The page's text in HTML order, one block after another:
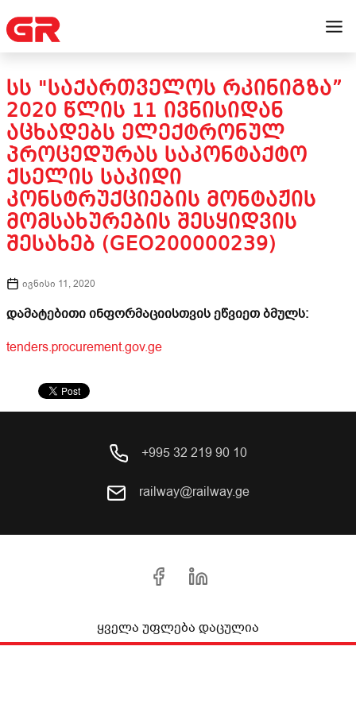
ᲡᲡ "ᲡᲐᲥᲐᲠᲗᲕᲔᲚᲝᲡ ᲠᲙᲘᲜᲘᲒᲖᲐ”
2020 ᲬᲚᲘᲡ 11 ᲘᲕᲜᲘᲡᲘᲓᲐᲜ
ᲐᲪᲮᲐᲓᲔᲑᲡ ᲔᲚᲔᲥᲢᲠᲝᲜᲣᲚ
ᲞᲠᲝᲪᲔᲓᲣᲠᲐᲡ ᲡᲐᲙᲝᲜᲢᲐᲥᲢᲝ
ᲥᲡᲔᲚᲘᲡ ᲡᲐᲙᲘᲓᲘ
ᲙᲝᲜᲡᲢᲠᲣᲥᲪᲘᲔᲑᲘᲡ ᲛᲝᲜᲢᲐᲟᲘᲡ
ᲛᲝᲛᲡᲐᲮᲣᲠᲔᲑᲘᲡ ᲨᲔᲡᲧᲘᲓᲕᲘᲡ
ᲨᲔᲡᲐᲮᲔᲑ (GEO200000239)
ივნისი 11, 2020
დამატებითი ინფორმაციისთვის ეწვიეთ ბმულს:
tenders.procurement.gov.ge
+995 32 219 90 10
railway@railway.ge
ყველა უფლება დაცულია